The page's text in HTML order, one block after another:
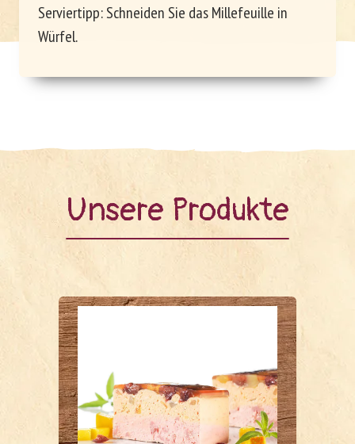
Serviertipp: Schneiden Sie das Millefeuille in
Würfel.
Unsere Produkte